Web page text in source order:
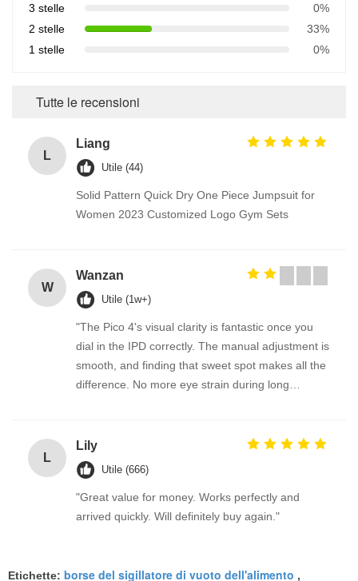
3 stelle
0%
2 stelle
33%
1 stelle
0%
Tutte le recensioni
L
Liang
Utile (44)
Solid Pattern Quick Dry One Piece Jumpsuit for
Women 2023 Customized Logo Gym Sets
W
Wanzan
Utile (1w+)
"The Pico 4's visual clarity is fantastic once you
dial in the IPD correctly. The manual adjustment is
smooth, and finding that sweet spot makes all the
difference. No more eye strain during long
fantastic once you dial in the IPD correctly. The
manual adjustment is smooth, and finding that
sweet spot makes all the difference. No more eye
strain during long sessions. Highly recommend
taking the time to set it up properly!""The Pico 4's
finding that sweet spot makes all the difference.
L
Lily
Utile (666)
"Great value for money. Works perfectly and
arrived quickly. Will definitely buy again."
Etichette: borse del sigillatore di vuoto dell'alimento ,